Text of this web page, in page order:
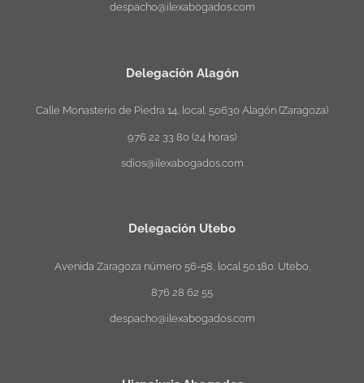
despacho@ilexabogados.com
Delegación Alagón
Calle Monasterio de Piedra 14, local. 50630 Alagón (Zaragoza)
976 22 33 80 (24 horas)
sdios@ilexabogados.com
Delegación Utebo
Avenida Zaragoza número 56-58, local 50.180. Utebo.
876 28 62 55
despacho@ilexabogados.com